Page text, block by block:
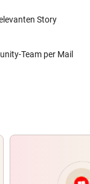
Story
Team per Mail